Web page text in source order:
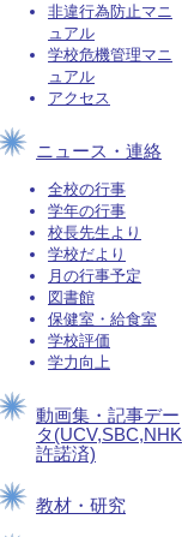
非違行為防止マニ
ュアル
学校危機管理マニ
ュアル
アクセス
ニュース・連絡
全校の行事
学年の行事
校長先生より
学校だより
月の行事予定
図書館
保健室・給食室
学校評価
学力向上
動画集・記事デー
タ(UCV,SBC,NHK
許諾済)
教材・研究